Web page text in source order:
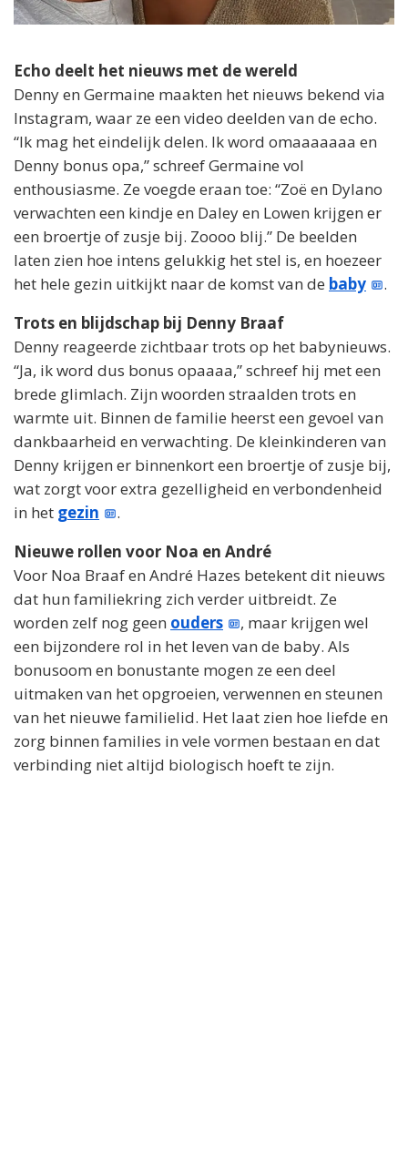
Echo deelt het nieuws met de wereld
Denny en Germaine maakten het nieuws bekend via
Instagram, waar ze een video deelden van de echo.
“Ik mag het eindelijk delen. Ik word omaaaaaaa en
Denny bonus opa,” schreef Germaine vol
enthousiasme. Ze voegde eraan toe: “Zoë en Dylano
verwachten een kindje en Daley en Lowen krijgen er
een broertje of zusje bij. Zoooo blij.” De beelden
laten zien hoe intens gelukkig het stel is, en hoezeer
het hele gezin uitkijkt naar de komst van de baby
.
Trots en blijdschap bij Denny Braaf
Denny reageerde zichtbaar trots op het babynieuws.
“Ja, ik word dus bonus opaaaa,” schreef hij met een
brede glimlach. Zijn woorden straalden trots en
warmte uit. Binnen de familie heerst een gevoel van
dankbaarheid en verwachting. De kleinkinderen van
Denny krijgen er binnenkort een broertje of zusje bij,
wat zorgt voor extra gezelligheid en verbondenheid
in het gezin
.
Nieuwe rollen voor Noa en André
Voor Noa Braaf en André Hazes betekent dit nieuws
dat hun familiekring zich verder uitbreidt. Ze
worden zelf nog geen ouders
, maar krijgen wel
een bijzondere rol in het leven van de baby. Als
bonusoom en bonustante mogen ze een deel
uitmaken van het opgroeien, verwennen en steunen
van het nieuwe familielid. Het laat zien hoe liefde en
zorg binnen families in vele vormen bestaan en dat
verbinding niet altijd biologisch hoeft te zijn.